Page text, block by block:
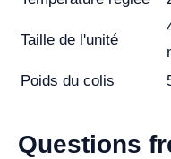
Taille de l'unité
Poids du colis
Questions